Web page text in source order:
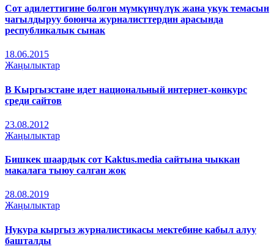
Сот адилеттигине болгон мүмкүнчүлүк жана укук темасын
чагылдыруу боюнча журналисттердин арасында
республикалык сынак
18.06.2015
Жаңылыктар
В Кыргызстане идет национальный интернет-конкурс
среди сайтов
23.08.2012
Жаңылыктар
Бишкек шаардык сот Kaktus.media сайтына чыккан
макалага тыюу салган жок
28.08.2019
Жаңылыктар
Нукура кыргыз журналистикасы мектебине кабыл алуу
башталды